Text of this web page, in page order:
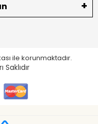
ile korunmaktadır.
Saklıdır